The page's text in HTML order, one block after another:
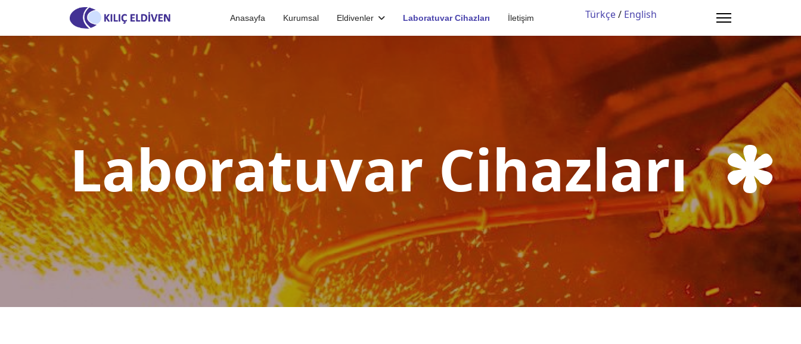
Anasayfa Kurumsal Eldivenler Laboratuvar Cihazları İletişim Türkçe/ English
Laboratuvar Cihazları